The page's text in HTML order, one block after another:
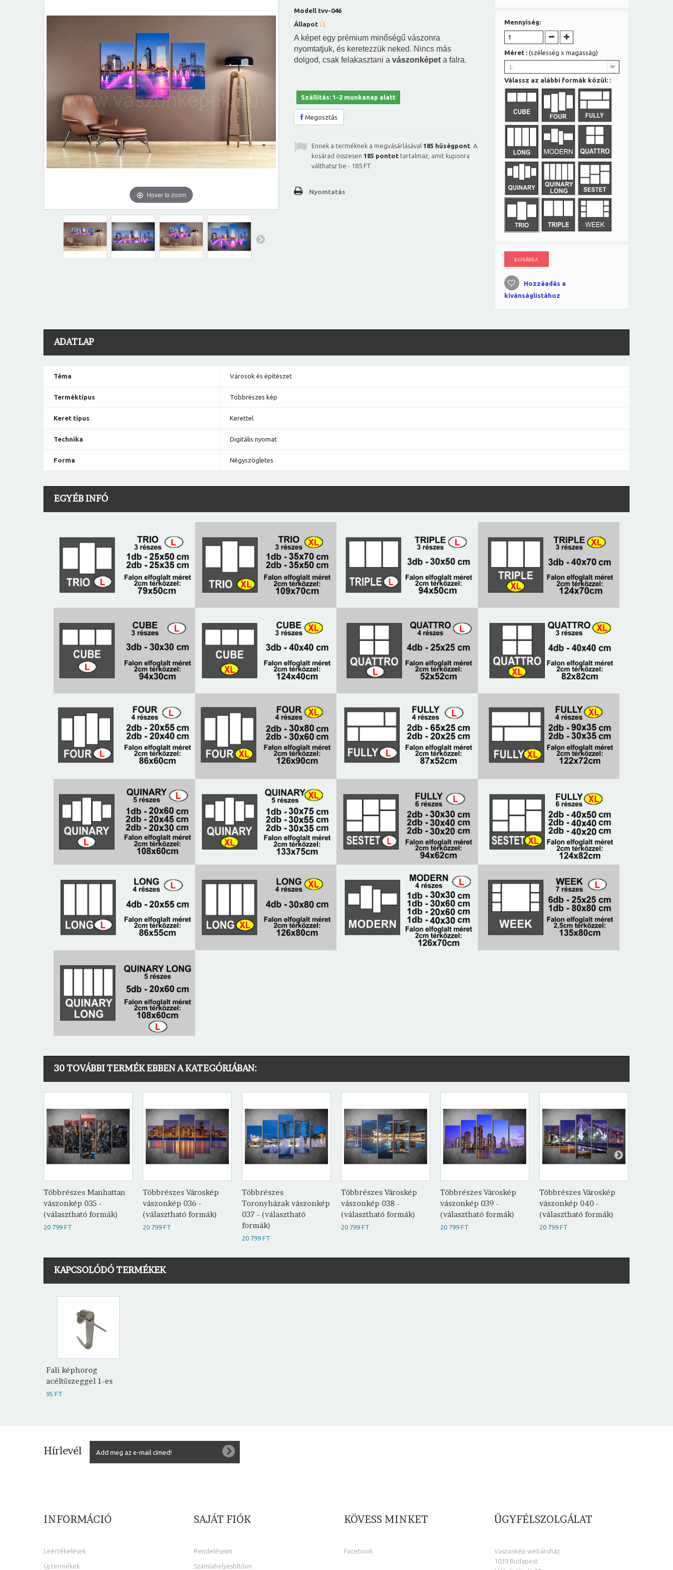
Hover to zoom
Modell tvv-046
Állapot Új
A képet egy prémium minőségű vászonra
nyomtatjuk, és keretezzük neked. Nincs más
dolgod, csak felakasztani a vászonképet a falra.
Szállítás: 1-2 munkanap alatt
Megosztás
Ennek a terméknek a megvásárlásával 185 hűségpont . A
kosárad összesen 185 pontot tartalmaz, amit kuponra
válthatsz be - 185 FT.
Nyomtatás
Mennyiség:
Méret : (szélesség x magasság)
L
Válassz az alábbi formák közül: :
KOSÁRBA
Hozzáadás a
kívánságlistához
ADATLAP
Téma Városok és építészet
Terméktípus Többrészes kép
Keret típus Kerettel
Technika Digitális nyomat
Forma Négyszögletes
EGYÉB INFÓ
30 TOVÁBBI TERMÉK EBBEN A KATEGÓRIÁBAN:
Többrészes Manhattan
vászonkép 035 -
(választható formák)
20 799 FT
Többrészes Városkép
vászonkép 036 -
(választható formák)
20 799 FT
Többrészes
Toronyházak vászonkép
037 - (választható
formák)
20 799 FT
Többrészes Városkép
vászonkép 038 -
(választható formák)
20 799 FT
Többrészes Városkép
vászonkép 039 -
(választható formák)
20 799 FT
Többrészes Városkép
vászonkép 040 -
(választható formák)
20 799 FT
KAPCSOLÓDÓ TERMÉKEK
Fali képhorog
acéltűszeggel 1-es
95 FT
Hírlevél
INFORMÁCIÓ
Leértékelések
Új termékek
SAJÁT FIÓK
Rendeléseim
Számlahelyesbítőim
KÖVESS MINKET
Facebook
ÜGYFÉLSZOLGÁLAT
Vaszonkép webáruház
1039 Budapest.